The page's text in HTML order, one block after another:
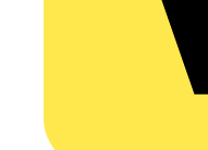
Zurück zu Produkte